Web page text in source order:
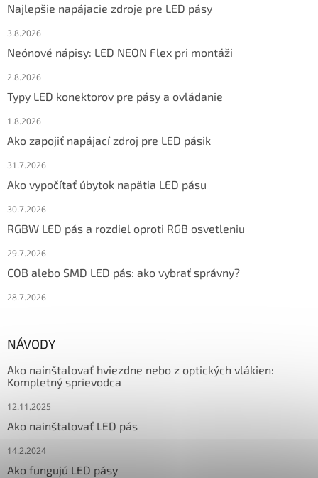
Najlepšie napájacie zdroje pre LED pásy
3.8.2026
Neónové nápisy: LED NEON Flex pri montáži
2.8.2026
Typy LED konektorov pre pásy a ovládanie
1.8.2026
Ako zapojiť napájací zdroj pre LED pásik
31.7.2026
Ako vypočítať úbytok napätia LED pásu
30.7.2026
RGBW LED pás a rozdiel oproti RGB osvetleniu
29.7.2026
COB alebo SMD LED pás: ako vybrať správny?
28.7.2026
NÁVODY
Ako nainštalovať hviezdne nebo z optických vlákien:
Kompletný sprievodca
12.11.2025
Ako nainštalovať LED pás
14.2.2024
Ako fungujú LED pásy